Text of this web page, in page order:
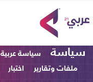
سياسة سياسة عربية
ملفات وتقارير
اختبار